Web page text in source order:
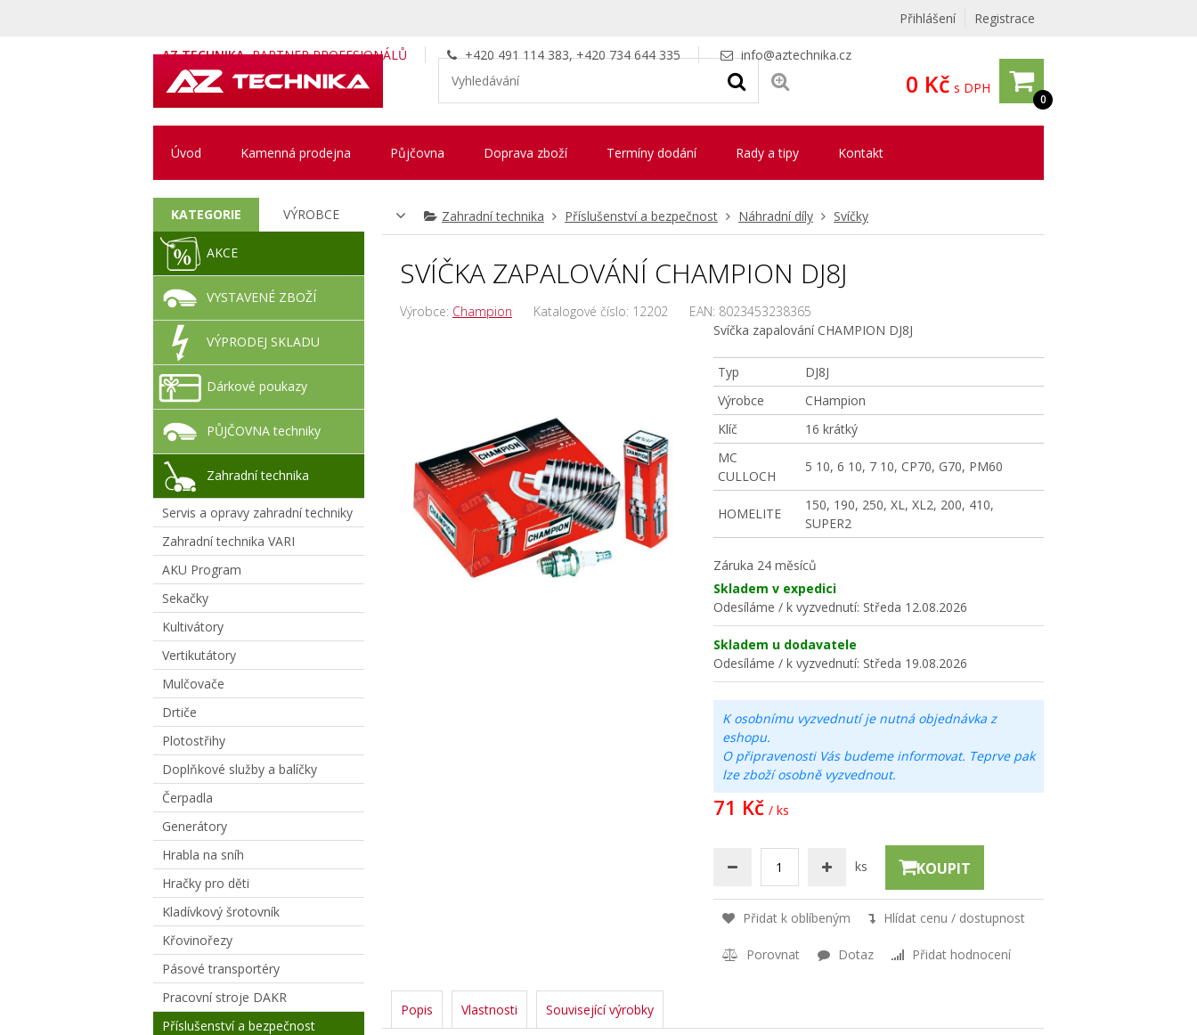
Přihlášení Registrace
AZ TECHNIKA PARTNER PROFESIONÁLŮ +420 491 114 383, +420 734 644 335 info@aztechnika.cz
0
0 Kč s DPH
Úvod Kamenná prodejna Půjčovna Doprava zboží Termíny dodání Rady a tipy Kontakt
Zahradní technika Příslušenství a bezpečnost Náhradní díly Svíčky
SVÍČKA ZAPALOVÁNÍ CHAMPION DJ8J
Výrobce: Champion Katalogové číslo: 12202 EAN: 8023453238365
Svíčka zapalování CHAMPION DJ8J
Typ
DJ8J
Výrobce
CHampion
Klíč
16 krátký
MC
CULLOCH
5 10, 6 10, 7 10, CP70, G70, PM60
HOMELITE
150, 190, 250, XL, XL2, 200, 410,
SUPER2
Záruka 24 měsíců
Skladem v expedici
Odesíláme / k vyzvednutí: Středa 12.08.2026
Skladem u dodavatele
Odesíláme / k vyzvednutí: Středa 19.08.2026
K osobnímu vyzvednutí je nutná objednávka z
eshopu.
O připravenosti Vás budeme informovat. Teprve pak
lze zboží osobně vyzvednout.
71 Kč / ks
ks KOUPIT
Přidat k oblíbeným Hlídat cenu / dostupnost
Porovnat Dotaz Přidat hodnocení
Popis Vlastnosti Související výrobky
KATEGORIE VÝROBCE
AKCE
VYSTAVENÉ ZBOŽÍ
VÝPRODEJ SKLADU
Dárkové poukazy
PŮJČOVNA techniky
Zahradní technika
Servis a opravy zahradní techniky
Zahradní technika VARI
AKU Program
Sekačky
Kultivátory
Vertikutátory
Mulčovače
Drtiče
Plotostřihy
Doplňkové služby a balíčky
Čerpadla
Generátory
Hrabla na sníh
Hračky pro děti
Kladívkový šrotovník
Křovinořezy
Pásové transportéry
Pracovní stroje DAKR
Příslušenství a bezpečnost